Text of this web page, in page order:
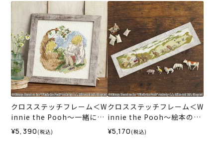
クロスステッチフレーム＜W
innie the Pooh～一緒にお
はなし～＞
¥5,390 (税込)
クロスステッチフレーム＜W
innie the Pooh～絵本の中
から～＞
¥5,170 (税込)